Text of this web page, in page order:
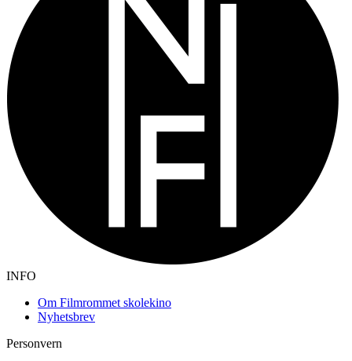
INFO
Om Filmrommet skolekino
Nyhetsbrev
Personvern